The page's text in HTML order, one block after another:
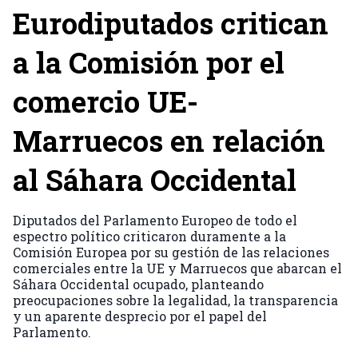
Eurodiputados critican
a la Comisión por el
comercio UE-
Marruecos en relación
al Sáhara Occidental
Diputados del Parlamento Europeo de todo el
espectro político criticaron duramente a la
Comisión Europea por su gestión de las relaciones
comerciales entre la UE y Marruecos que abarcan el
Sáhara Occidental ocupado, planteando
preocupaciones sobre la legalidad, la transparencia
y un aparente desprecio por el papel del
Parlamento.